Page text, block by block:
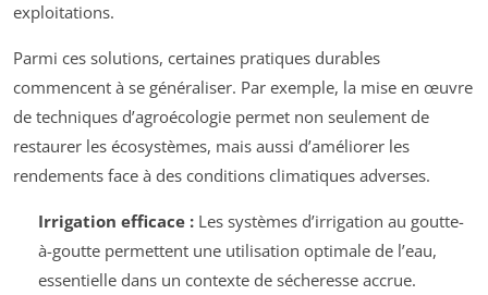
exploitations.
Parmi ces solutions, certaines pratiques durables
commencent à se généraliser. Par exemple, la mise en œuvre
de techniques d’agroécologie permet non seulement de
restaurer les écosystèmes, mais aussi d’améliorer les
rendements face à des conditions climatiques adverses.
Irrigation efficace :Les systèmes d’irrigation au goutte-
à-goutte permettent une utilisation optimale de l’eau,
essentielle dans un contexte de sécheresse accrue.